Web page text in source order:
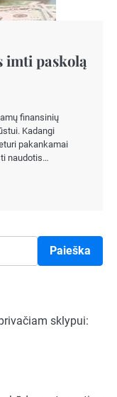
imti paskolą
finansinių
Kadangi
pakankamai
naudotis…
Paieška
sklypui: